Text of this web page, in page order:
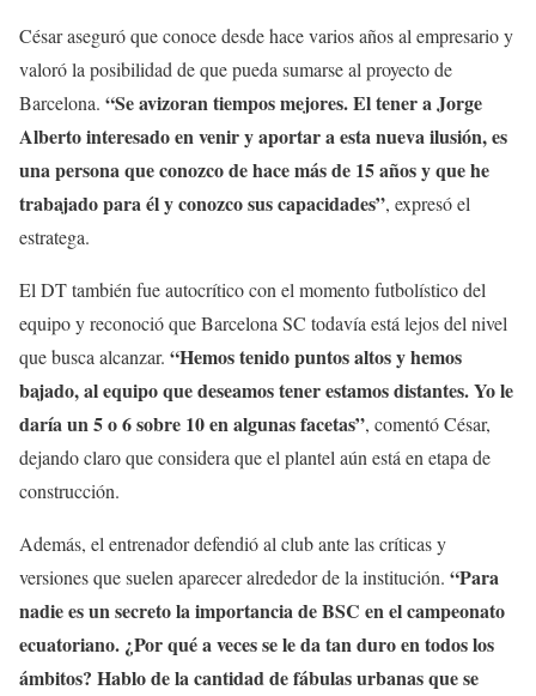
César aseguró que conoce desde hace varios años al empresario y
valoró la posibilidad de que pueda sumarse al proyecto de
Barcelona. “Se avizoran tiempos mejores. El tener a Jorge
Alberto interesado en venir y aportar a esta nueva ilusión, es
una persona que conozco de hace más de 15 años y que he
trabajado para él y conozco sus capacidades”, expresó el
estratega.
El DT también fue autocrítico con el momento futbolístico del
equipo y reconoció que Barcelona SC todavía está lejos del nivel
que busca alcanzar. “Hemos tenido puntos altos y hemos
bajado, al equipo que deseamos tener estamos distantes. Yo le
daría un 5 o 6 sobre 10 en algunas facetas”, comentó César,
dejando claro que considera que el plantel aún está en etapa de
construcción.
Además, el entrenador defendió al club ante las críticas y
versiones que suelen aparecer alrededor de la institución. “Para
nadie es un secreto la importancia de BSC en el campeonato
ecuatoriano. ¿Por qué a veces se le da tan duro en todos los
ámbitos? Hablo de la cantidad de fábulas urbanas que se